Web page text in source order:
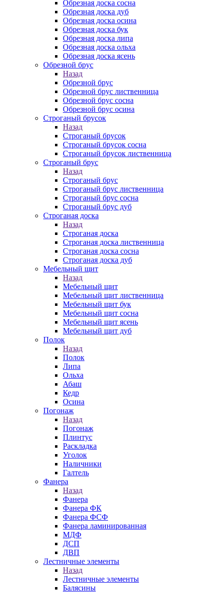
Обрезная доска сосна
Обрезная доска дуб
Обрезная доска осина
Обрезная доска бук
Обрезная доска липа
Обрезная доска ольха
Обрезная доска ясень
Обрезной брус
Назад
Обрезной брус
Обрезной брус лиственница
Обрезной брус сосна
Обрезной брус осина
Строганый брусок
Назад
Строганый брусок
Строганый брусок сосна
Строганый брусок лиственница
Строганый брус
Назад
Строганый брус
Строганый брус лиственница
Строганый брус сосна
Строганый брус дуб
Строганая доска
Назад
Строганая доска
Строганая доска лиственница
Строганая доска сосна
Строганая доска дуб
Мебельный щит
Назад
Мебельный щит
Мебельный щит лиственница
Мебельный щит бук
Мебельный щит сосна
Мебельный щит ясень
Мебельный щит дуб
Полок
Назад
Полок
Липа
Ольха
Абаш
Кедр
Осина
Погонаж
Назад
Погонаж
Плинтус
Раскладка
Уголок
Наличники
Галтель
Фанера
Назад
Фанера
Фанера ФК
Фанера ФСФ
Фанера ламинированная
МДФ
ДСП
ДВП
Лестничные элементы
Назад
Лестничные элементы
Балясины